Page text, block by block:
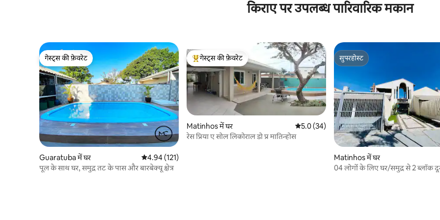
किराए पर उपलब्ध पारिवारिक मकान
गेस्ट्स की फ़ेवरेट
गेस्ट्स की फ़ेवरेट
Guaratuba में घर औसत रेटिंग 5 में से 4.94, 121 समीक्षाएँ
4.94 (121)
पूल के साथ घर, समुद्र तट के पास और बारबेक्यू क्षेत्र
गेस्ट्स का टॉप फ़ेवरेट
गेस्ट्स की फ़ेवरेट
Matinhos में घर औसत रेटिंग 5 में से 5.0, 34 समीक्षाएँ
5.0 (34)
रेस प्रिया ए सोल लिकोराल डो प्र मातिन्होस
सुपरहोस्ट
सुपरहोस्ट
Matinhos में घर
04 लोगों के लिए घर/समुद्र से 2 ब्लॉक